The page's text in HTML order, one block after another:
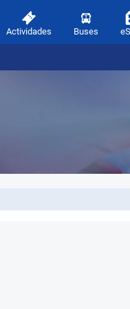
Actividades Buses